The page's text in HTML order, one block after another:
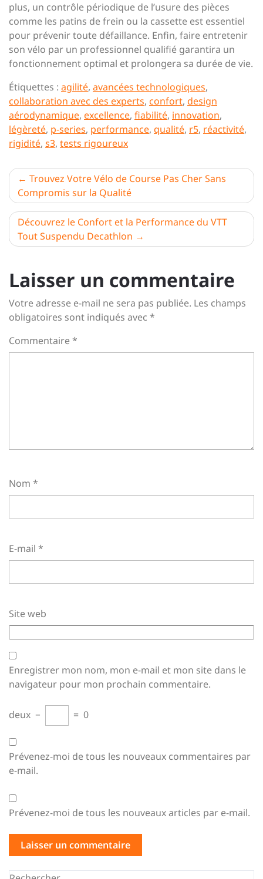
plus, un contrôle périodique de l’usure des pièces
comme les patins de frein ou la cassette est essentiel
pour prévenir toute défaillance. Enfin, faire entretenir
son vélo par un professionnel qualifié garantira un
fonctionnement optimal et prolongera sa durée de vie.
Étiquettes : agilité, avancées technologiques,
collaboration avec des experts, confort, design
aérodynamique, excellence, fiabilité, innovation,
légèreté, p-series, performance, qualité, r5, réactivité,
rigidité, s3, tests rigoureux
Navigation
de
l’article
Trouvez Votre Vélo de Course Pas Cher Sans
Compromis sur la Qualité
Découvrez le Confort et la Performance du VTT
Tout Suspendu Decathlon
Laisser un commentaire
Votre adresse e-mail ne sera pas publiée. Les champs
obligatoires sont indiqués avec *
Commentaire*
Nom *
E-mail *
Site web
Enregistrer mon nom, mon e-mail et mon site dans le
navigateur pour mon prochain commentaire.
deux − = 0
Prévenez-moi de tous les nouveaux commentaires par
e-mail.
Prévenez-moi de tous les nouveaux articles par e-mail.